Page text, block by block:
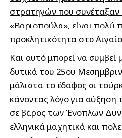
στρατηγών που συνέταξαν
«Βαριοπούλα», είναι πολύ
προκλητικότητα στο
Και αυτό μπορεί να συμβεί
δυτικά του 25ου
μάλιστα το έδαφος οι
κάνοντας λόγο για
σε βάρος των Ένοπλων
ελληνικά μαχητικά και